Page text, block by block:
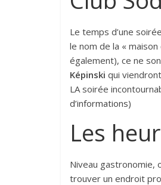
Le temps d’une
le nom de la «
également), ce ne
Képinski qui
LA soirée
d’informations)
Les
Niveau gastronomie,
trouver un endroit